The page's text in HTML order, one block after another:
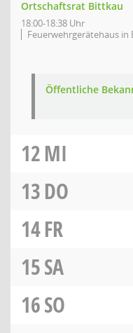
Ortschaftsrat Bittkau
18:00-18:38 Uhr
Feuerwehrgerätehaus in
Öffentliche
12MI
13DO
14FR
15SA
16SO